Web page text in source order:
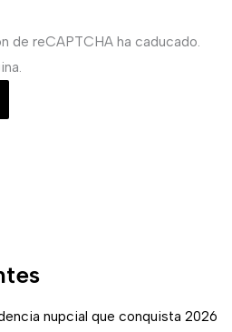
nupcial que conquista 2026
de reCAPTCHA ha caducado.